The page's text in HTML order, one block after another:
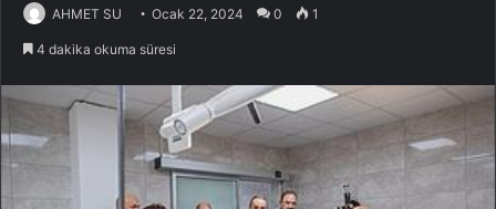
AHMET SU Ocak 22, 2024 0 1
4 dakika okuma süresi